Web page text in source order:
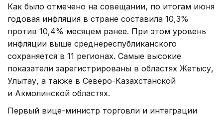
Как было отмечено на совещании, по итогам июня
годовая инфляция в стране составила 10,3%
против 10,4% месяцем ранее. При этом уровень
инфляции выше среднереспубликанского
сохраняется в 11 регионах. Самые высокие
показатели зарегистрированы в областях Жетысу,
Улытау, а также в Северо-Казахстанской
и Акмолинской областях.
Первый вице-министр торговли и интеграции